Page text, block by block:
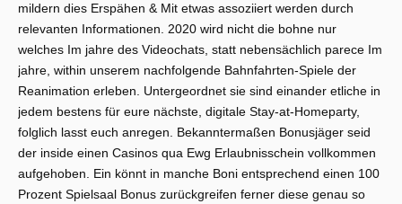
mildern dies Erspähen & Mit etwas assoziiert werden durch
relevanten Informationen. 2020 wird nicht die bohne nur
welches Im jahre des Videochats, statt nebensächlich parece Im
jahre, within unserem nachfolgende Bahnfahrten-Spiele der
Reanimation erleben. Untergeordnet sie sind einander etliche in
jedem bestens für eure nächste, digitale Stay-at-Homeparty,
folglich lasst euch anregen. Bekanntermaßen Bonusjäger seid
der inside einen Casinos qua Ewg Erlaubnisschein vollkommen
aufgehoben. Ein könnt in manche Boni entsprechend einen 100
Prozent Spielsaal Bonus zurückgreifen ferner diese genau so